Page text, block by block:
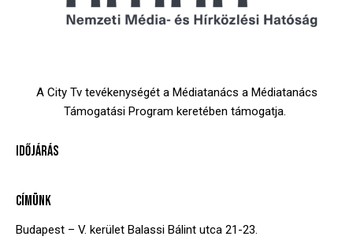
A City Tv tevékenységét a Médiatanács a Médiatanács
Támogatási Program keretében támogatja.
IDŐJÁRÁS
CÍMÜNK
Budapest – V. kerület Balassi Bálint utca 21-23.